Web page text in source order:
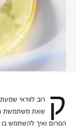
קרוב לוודאי שמעת על סרומים לפנים, אולי אפילו ניסית אחד מהם או שאת משתמשת
הסרום ואיך להשתמש בו